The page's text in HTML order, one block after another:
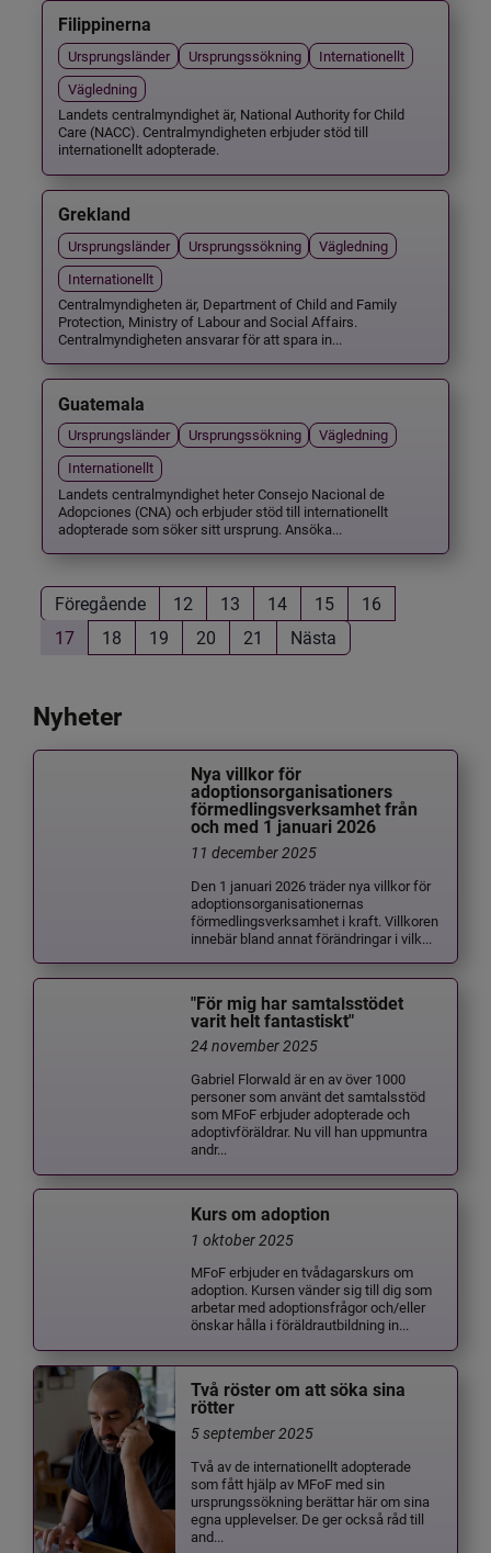
Filippinerna
Ursprungsländer Ursprungssökning
Internationellt
Vägledning
Landets centralmyndighet är, National Authority for Child
Care (NACC). Centralmyndigheten erbjuder stöd till
internationellt adopterade.
Grekland
Ursprungsländer Ursprungssökning
Vägledning
Internationellt
Centralmyndigheten är, Department of Child and Family
Protection, Ministry of Labour and Social Affairs.
Centralmyndigheten ansvarar för att spara in...
Guatemala
Ursprungsländer Ursprungssökning
Vägledning
Internationellt
Landets centralmyndighet heter Consejo Nacional de
Adopciones (CNA) och erbjuder stöd till internationellt
adopterade som söker sitt ursprung. Ansöka...
Föregående 12 13 14 15
16
17
18 19 20 21 Nästa
Nyheter
Nya villkor för
adoptionsorganisationers
förmedlingsverksamhet från
och med 1 januari 2026
11 december 2025
Den 1 januari 2026 träder nya villkor för
adoptionsorganisationernas
förmedlingsverksamhet i kraft. Villkoren
innebär bland annat förändringar i vilk...
"För mig har samtalsstödet
varit helt fantastiskt"
24 november 2025
Gabriel Florwald är en av över 1000
personer som använt det samtalsstöd
som MFoF erbjuder adopterade och
adoptivföräldrar. Nu vill han uppmuntra
andr...
Kurs om adoption
1 oktober 2025
MFoF erbjuder en tvådagarskurs om
adoption. Kursen vänder sig till dig som
arbetar med adoptionsfrågor och/eller
önskar hålla i föräldrautbildning in...
Två röster om att söka sina
rötter
5 september 2025
Två av de internationellt adopterade
som fått hjälp av MFoF med sin
ursprungssökning berättar här om sina
egna upplevelser. De ger också råd till
and...